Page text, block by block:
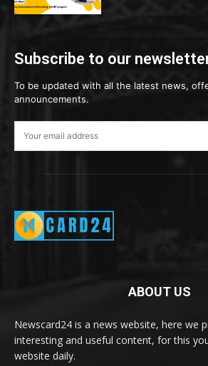
Subscribe to our
To be updated with all the latest news,
announcements.
ABOUT US
Newscard24 is a news website, here we
interesting and useful content, for this
website daily.